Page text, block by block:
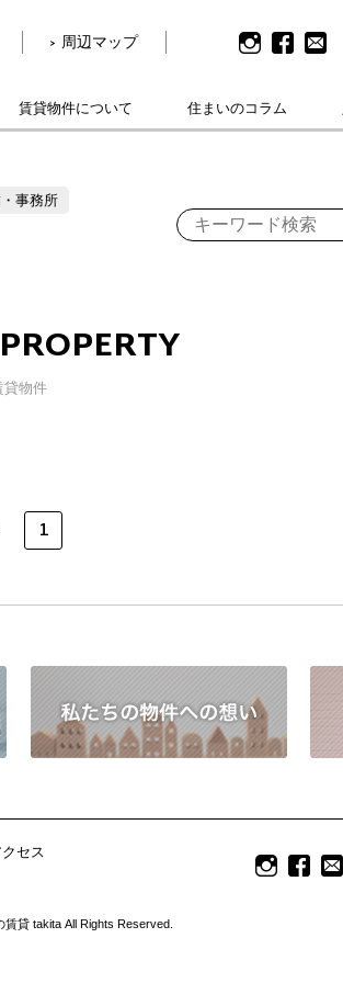
周辺マップ
賃貸物件について 住まいのコラム
事務所
貸物件
1
クセス
貸 takita All Rights Reserved.